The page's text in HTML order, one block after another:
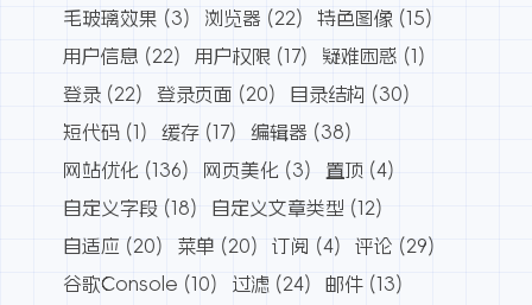
毛玻璃效果 (3) 浏览器 (22) 特色图像 (15)
用户信息 (22) 用户权限 (17) 疑难困惑 (1)
登录 (22) 登录页面 (20) 目录结构 (30)
短代码 (1) 缓存 (17) 编辑器 (38)
网站优化 (136) 网页美化 (3) 置顶 (4)
自定义字段 (18) 自定义文章类型 (12)
自适应 (20) 菜单 (20) 订阅 (4) 评论 (29)
谷歌Console (10) 过滤 (24) 邮件 (13)